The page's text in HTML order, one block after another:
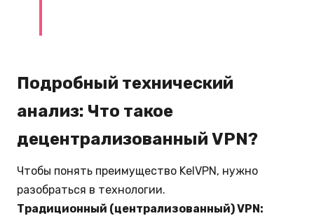
Подробный технический
анализ: Что такое
децентрализованный VPN?
Чтобы понять преимущество KelVPN, нужно
разобраться в технологии.
Традиционный (централизованный) VPN: